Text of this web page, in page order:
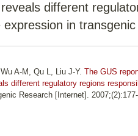
different
in
A-M, Qu L, Liu J-Y. The GUS
different regulatory regions
Research [Internet].